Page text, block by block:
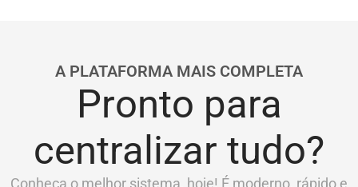
A PLATAFORMA MAIS COMPLETA
Pronto para
centralizar tudo?
Conheça o melhor sistema, hoje! É moderno, rápido e